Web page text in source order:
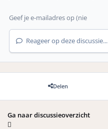
Reageer op deze discussie...
Delen
Ga naar discussieoverzicht